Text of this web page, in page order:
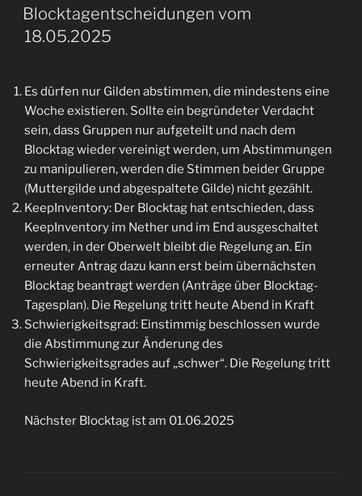
AM
Blocktagentscheidungen vom
18.05.2025
Es dürfen nur Gilden abstimmen, die mindestens eine
Woche existieren. Sollte ein begründeter Verdacht
sein, dass Gruppen nur aufgeteilt und nach dem
Blocktag wieder vereinigt werden, um Abstimmungen
zu manipulieren, werden die Stimmen beider Gruppe
(Muttergilde und abgespaltete Gilde) nicht gezählt.
KeepInventory: Der Blocktag hat entschieden, dass
KeepInventory im Nether und im End ausgeschaltet
werden, in der Oberwelt bleibt die Regelung an. Ein
erneuter Antrag dazu kann erst beim übernächsten
Blocktag beantragt werden (Anträge über Blocktag-
Tagesplan). Die Regelung tritt heute Abend in Kraft
Schwierigkeitsgrad: Einstimmig beschlossen wurde
die Abstimmung zur Änderung des
Schwierigkeitsgrades auf „schwer“. Die Regelung tritt
heute Abend in Kraft.
Nächster Blocktag ist am 01.06.2025